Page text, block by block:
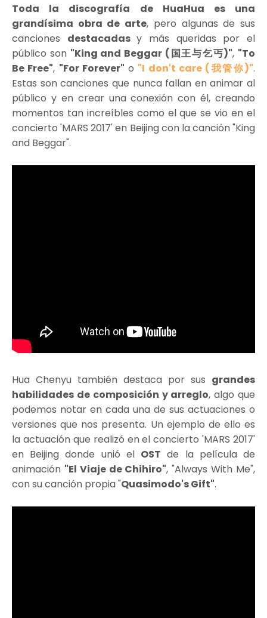
Toda la discografía de HuaHua es una
grandísima obra de arte, pero algunas de sus
canciones destacadasy más queridas por el
público son "King and Beggar (国王与乞丐)", "To
Be Free", "For Forever" o "I don't care (我管你)".
Estas son canciones que nunca fallan en animar al
público y en crear una conexión con él, creando
momentos tan increíbles como el que se vio en el
concierto 'MARS 2017' en Beijing con la canción "King
and Beggar".
Hua Chenyu también destaca por sus grandes
habilidades de composición y arreglo, algo que
podemos notar en cada una de sus actuaciones o
versiones que nos presenta. Un ejemplo de ello es
la actuación que realizó en el concierto 'MARS 2017'
en Beijing donde unió el OST de la película de
animación "El Viaje de Chihiro", "Always With Me",
con su canción propia "Quasimodo's Gift".